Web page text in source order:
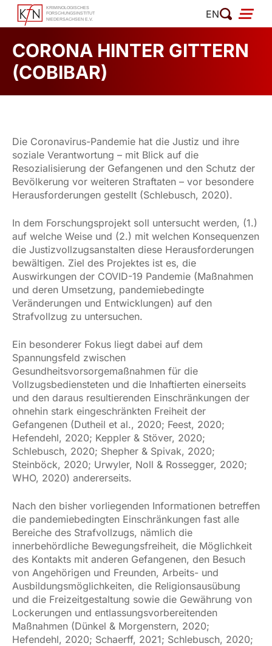
Zum
Inhalt
EN
CORONA HINTER GITTERN
(COBIBAR)
Die Coronavirus-Pandemie hat die Justiz und ihre
soziale Verantwortung – mit Blick auf die
Resozialisierung der Gefangenen und den Schutz der
Bevölkerung vor weiteren Straftaten – vor besondere
Herausforderungen gestellt (Schlebusch, 2020).
In dem Forschungsprojekt soll untersucht werden, (1.)
auf welche Weise und (2.) mit welchen Konsequenzen
die Justizvollzugsanstalten diese Herausforderungen
bewältigen. Ziel des Projektes ist es, die
Auswirkungen der COVID-19 Pandemie (Maßnahmen
und deren Umsetzung, pandemiebedingte
Veränderungen und Entwicklungen) auf den
Strafvollzug zu untersuchen.
Ein besonderer Fokus liegt dabei auf dem
Spannungsfeld zwischen
Gesundheitsvorsorgemaßnahmen für die
Vollzugsbediensteten und die Inhaftierten einerseits
und den daraus resultierenden Einschränkungen der
ohnehin stark eingeschränkten Freiheit der
Gefangenen (Dutheil et al., 2020; Feest, 2020;
Hefendehl, 2020; Keppler & Stöver, 2020;
Schlebusch, 2020; Shepher & Spivak, 2020;
Steinböck, 2020; Urwyler, Noll & Rossegger, 2020;
WHO, 2020) andererseits.
Nach den bisher vorliegenden Informationen betreffen
die pandemiebedingten Einschränkungen fast alle
Bereiche des Strafvollzugs, nämlich die
innerbehördliche Bewegungsfreiheit, die Möglichkeit
des Kontakts mit anderen Gefangenen, den Besuch
von Angehörigen und Freunden, Arbeits- und
Ausbildungsmöglichkeiten, die Religionsausübung
und die Freizeitgestaltung sowie die Gewährung von
Lockerungen und entlassungsvorbereitenden
Maßnahmen (Dünkel & Morgenstern, 2020;
Hefendehl, 2020; Schaerff, 2021; Schlebusch, 2020;